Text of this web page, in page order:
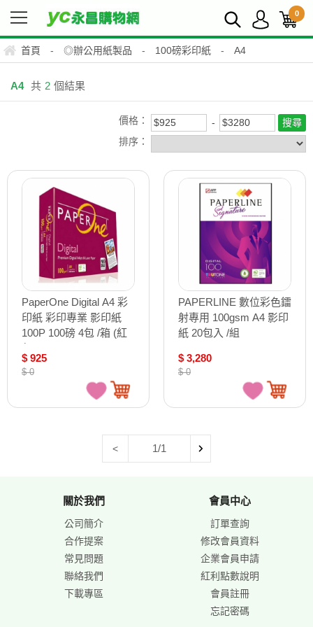
0
首頁 - ◎辦公用紙製品 - 100磅彩印紙 - A4
A4 共 2 個結果
價格：
排序：
PaperOne Digital A4 彩
印紙 彩印專業 影印紙
100P 100磅 4包 /箱 (紅
$ 925
$ 0
PAPERLINE 數位彩色鐳
射專用 100gsm A4 影印
紙 20包入 /組
$ 3,280
$ 0
< 1/1
關於我們
公司簡介
合作提案
常見問題
聯絡我們
下載專區
會員中心
訂單查詢
修改會員資料
企業會員申請
紅利點數說明
會員註冊
忘記密碼